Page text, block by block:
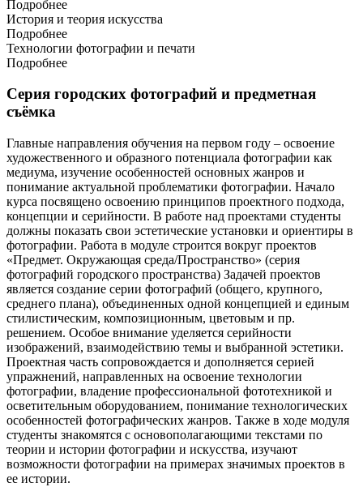
Подробнее
История и теория искусства
Подробнее
Технологии фотографии и печати
Подробнее
Серия городских фотографий и предметная
съёмка
Главные направления обучения на первом году – освоение
художественного и образного потенциала фотографии как
медиума, изучение особенностей основных жанров и
понимание актуальной проблематики фотографии. Начало
курса посвящено освоению принципов проектного подхода,
концепции и серийности. В работе над проектами студенты
должны показать свои эстетические установки и ориентиры в
фотографии. Работа в модуле строится вокруг проектов
«Предмет. Окружающая среда/Пространство» (серия
фотографий городского пространства) Задачей проектов
является создание серии фотографий (общего, крупного,
среднего плана), объединенных одной концепцией и единым
стилистическим, композиционным, цветовым и пр.
решением. Особое внимание уделяется серийности
изображений, взаимодействию темы и выбранной эстетики.
Проектная часть сопровождается и дополняется серией
упражнений, направленных на освоение технологии
фотографии, владение профессиональной фототехникой и
осветительным оборудованием, понимание технологических
особенностей фотографических жанров. Также в ходе модуля
студенты знакомятся с основополагающими текстами по
теории и истории фотографии и искусства, изучают
возможности фотографии на примерах значимых проектов в
ее истории.